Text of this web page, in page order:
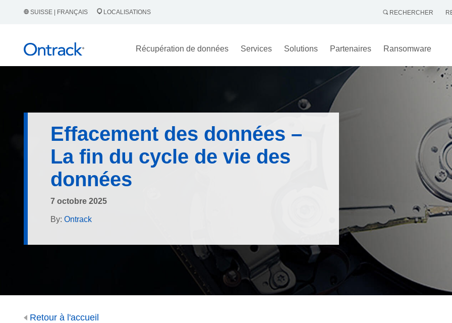
SUISSE | FRANÇAIS LOCALISATIONS RECHERCHER
Récupération de données Services Solutions Partenaires Ransomware
Effacement des données –
La fin du cycle de vie des
données
7 octobre 2025
By: Ontrack
Retour à l'accueil